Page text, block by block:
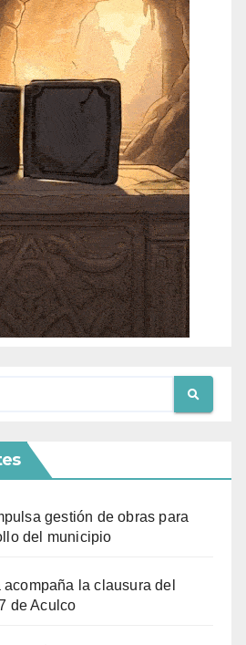
gestión de obras para
del municipio
la clausura del
de Aculco